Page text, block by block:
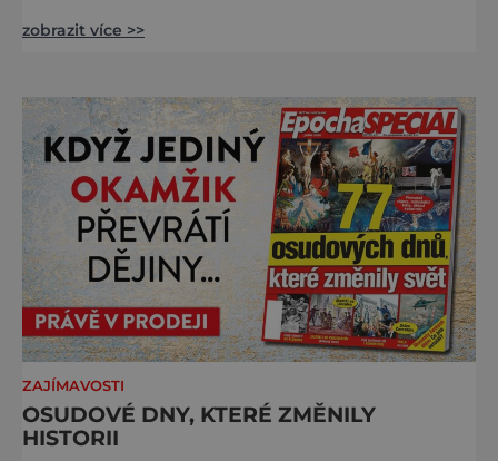
Šumavy. Přestože nestojí v centru hlavních
Můstek si dodnes uchovává syrový horský
charakter, klid a zvláštní atmosféru
šumavských hřebenů, kde se střídá hustý les
zobrazit více >>
ZAJÍMAVOSTI
OSUDOVÉ DNY, KTERÉ ZMĚNILY
HISTORII